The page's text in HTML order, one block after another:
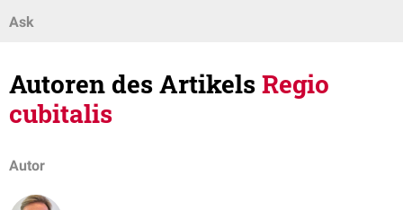
Ask
Autoren des ArtikelsRegio
cubitalis
Autor